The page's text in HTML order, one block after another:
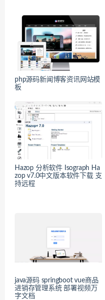
php源码新闻博客资讯网站模
板
Hazop 分析软件 Isograph Ha
zop v7.0中文版本软件下载 支
持远程
java源码 springboot vue商品
进销存管理系统 部署视频万
字文档